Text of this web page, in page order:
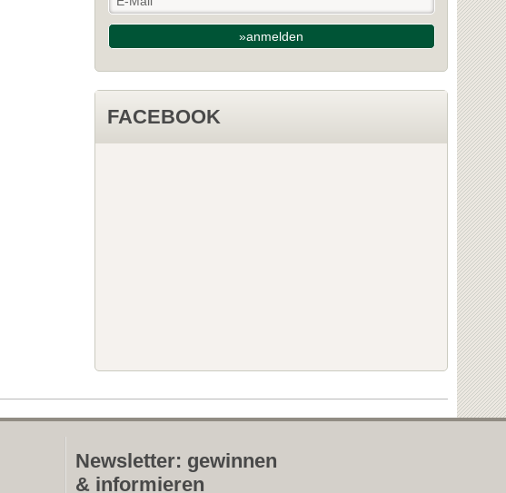
»anmelden
FACEBOOK
Newsletter: gewinnen
& informieren